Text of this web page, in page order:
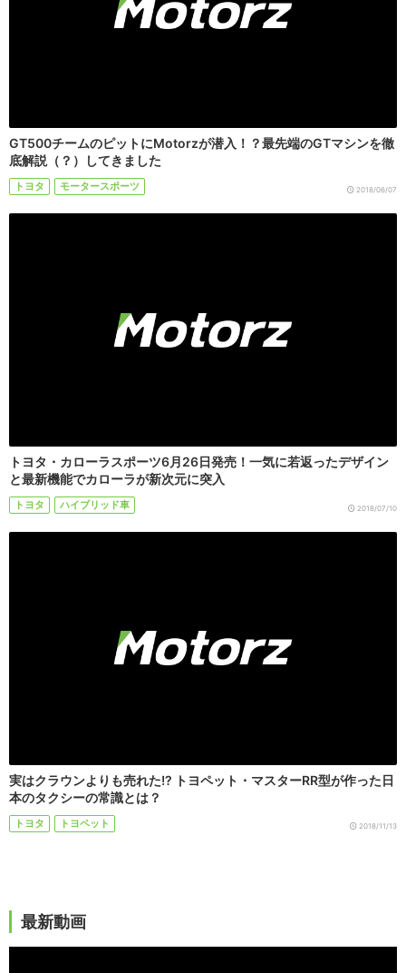
GT500チームのピットにMotorzが潜入！？最先端のGTマシンを徹
底解説（？）してきました
トヨタ モータースポーツ 2018/06/07
トヨタ・カローラスポーツ6月26日発売！一気に若返ったデザイン
と最新機能でカローラが新次元に突入
トヨタ ハイブリッド車 2018/07/10
実はクラウンよりも売れた!? トヨペット・マスターRR型が作った日
本のタクシーの常識とは？
トヨタ トヨペット 2018/11/13
最新動画